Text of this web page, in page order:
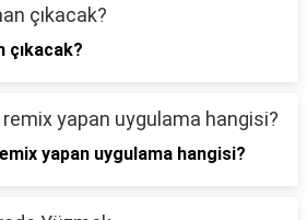
çıkacak?
yapan uygulama hangisi?